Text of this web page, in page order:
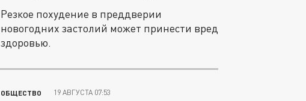
Резкое похудение в преддверии
новогодних застолий может принести вред
здоровью.
ОБЩЕСТВО 19 АВГУСТА 07:53